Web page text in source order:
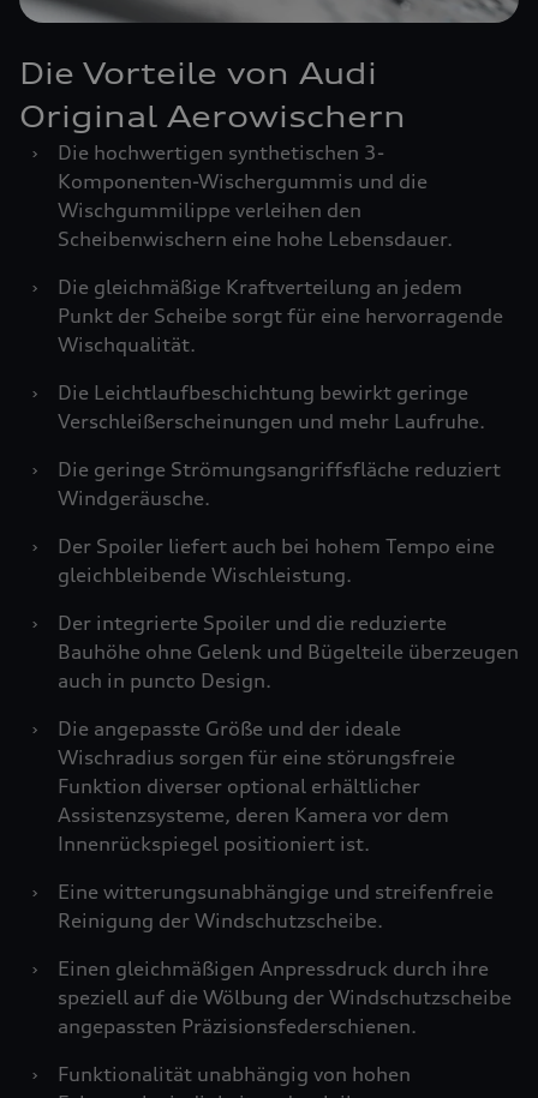
Die Vorteile von Audi
Original Aerowischern
›
Die hochwertigen synthetischen 3-
Komponenten-Wischergummis und die
Wischgummilippe verleihen den
Scheibenwischern eine hohe Lebensdauer.
›
Die gleichmäßige Kraftverteilung an jedem
Punkt der Scheibe sorgt für eine hervorragende
Wischqualität.
›
Die Leichtlaufbeschichtung bewirkt geringe
Verschleißerscheinungen und mehr Laufruhe.
›
Die geringe Strömungsangriffsfläche reduziert
Windgeräusche.
›
Der Spoiler liefert auch bei hohem Tempo eine
gleichbleibende Wischleistung.
›
Der integrierte Spoiler und die reduzierte
Bauhöhe ohne Gelenk und Bügelteile überzeugen
auch in puncto Design.
›
Die angepasste Größe und der ideale
Wischradius sorgen für eine störungsfreie
Funktion diverser optional erhältlicher
Assistenzsysteme, deren Kamera vor dem
Innenrückspiegel positioniert ist.
›
Eine witterungsunabhängige und streifenfreie
Reinigung der Windschutzscheibe.
›
Einen gleichmäßigen Anpressdruck durch ihre
speziell auf die Wölbung der Windschutzscheibe
angepassten Präzisionsfederschienen.
›
Funktionalität unabhängig von hohen